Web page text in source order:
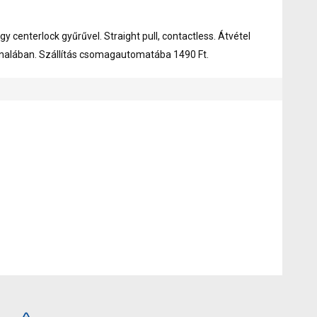
centerlock gyűrűvel. Straight pull, contactless. Átvétel
Szállítás csomagautomatába 1490 Ft.